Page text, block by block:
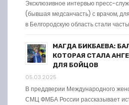
Эксклюзивное интервью пресс-
(бывшая медсанчасть) с врачом,
в Белгородскую область стали
МАГДА БИКБАЕВА:
КОТОРАЯ СТАЛА
ДЛЯ БОЙЦОВ
05.03.2025
В преддверии Международного
СМЦ ФМБА России рассказывает